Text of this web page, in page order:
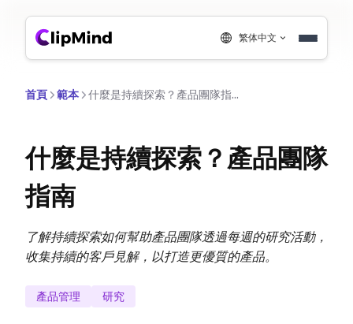
繁体中文
首頁 範本 什麼是持續探索？產品團隊指南
什麼是持續探索？產品團隊
指南
了解持續探索如何幫助產品團隊透過每週的研究活動，
收集持續的客戶見解，以打造更優質的產品。
產品管理 研究